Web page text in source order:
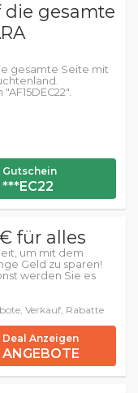
die gesamte
gesamte Seite mit
Gutschein
***EC22
für alles
um mit dem
Geld zu sparen!
werden Sie es
Verkauf, Rabatte
Deal Anzeigen
ANGEBOTE